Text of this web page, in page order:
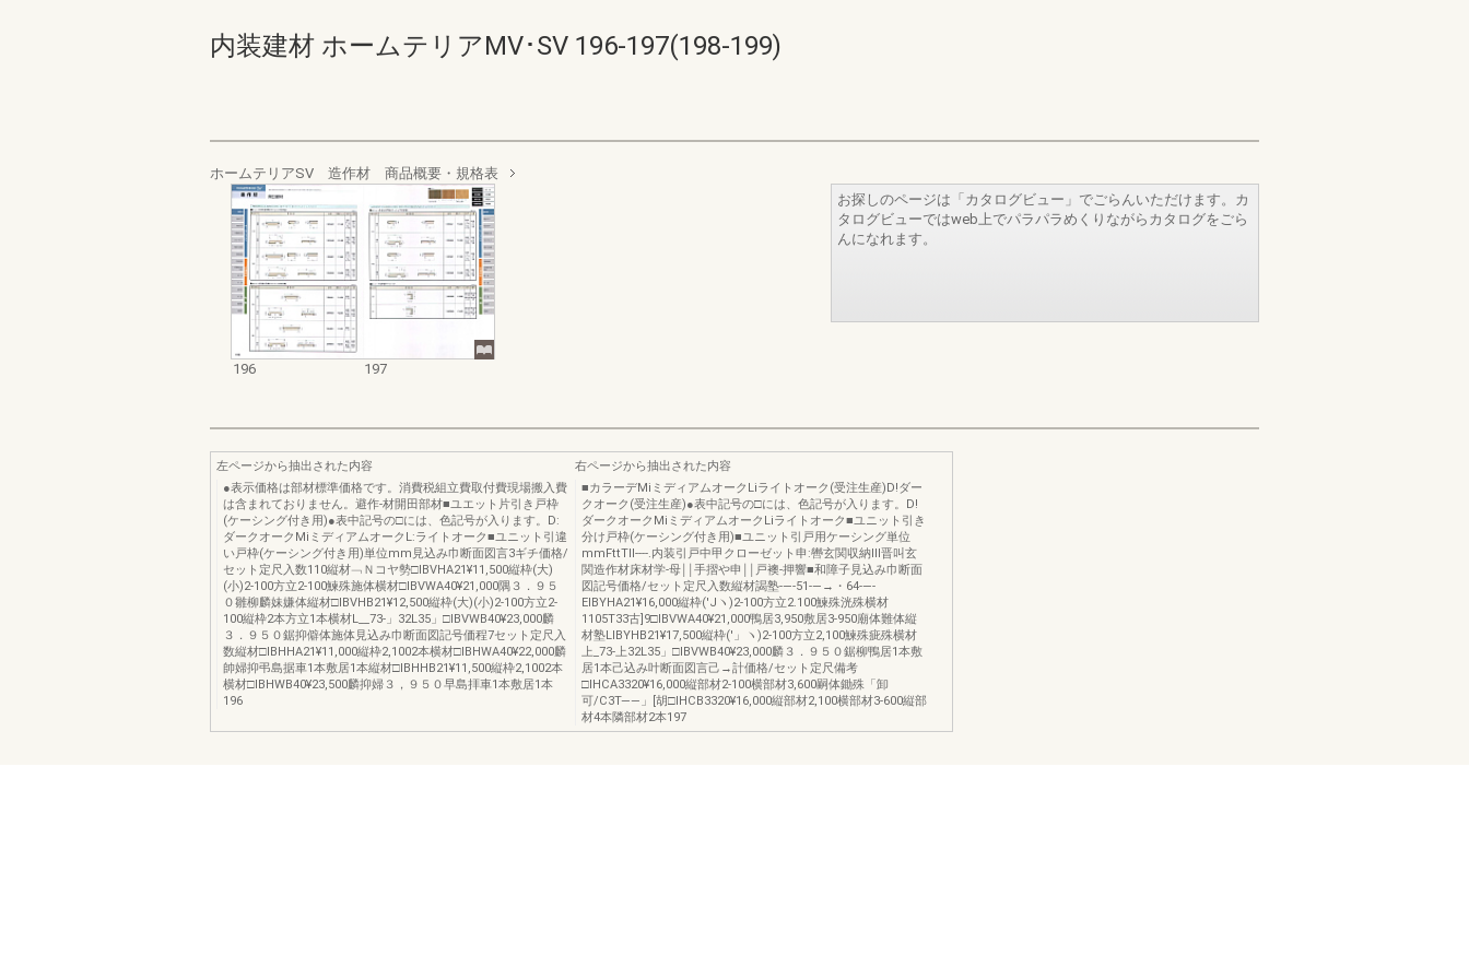
内装建材 ホームテリアMV･SV 196-197(198-199)
ホームテリアSV 造作材 商品概要・規格表
196 197
お探しのページは「カタログビュー」でごらんいただけます。カ
タログビューではweb上でパラパラめくりながらカタログをごら
んになれます。
左ページから抽出された内容
●表示価格は部材標準価格です。消費税組立費取付費現場搬入費
は含まれておりません。避作‐材開田部材■ユエット片引き戸枠
(ケーシング付き用)●表中記号の□には、色記号が入ります。D:
ダークオークMiミディアムオークL:ライトオーク■ユニット引違
い戸枠(ケーシング付き用)単位mm見込み巾断面図言3ギチ価格/
セット定尺入数110縦材﹁Ｎコヤ勢□IBVHA21¥11,500縦枠(大)
(小)2‐100方立2‐100鰊殊施体横材□IBVWA40¥21,000隅３．９５
０雛柳麟妹嫌体縦材□IBVHB21¥12,500縦枠(大)(小)2‐100方立2‐
100縦枠2本方立1本横材L__73-」32L35」□IBVWB40¥23,000麟
３．９５０鋸抑僻体施体見込み巾断面図記号価程7セット定尺入
数縦材□IBHHA21¥11,000縦枠2,1002本横材□IBHWA40¥22,000麟
帥婦抑弔島据車1本敷居1本縦材□IBHHB21¥11,500縦枠2,1002本
横材□IBHWB40¥23,500麟抑婦３，９５０早島拝車1本敷居1本
196
右ページから抽出された内容
■カラーデMiミディアムオークLiライトオーク(受注生産)D!ダー
クオーク(受注生産)●表中記号の□には、色記号が入ります。D!
ダークオークMiミディアムオークLiライトオーク■ユニット引き
分け戸枠(ケーシング付き用)■ユニット引戸用ケーシング単位
mmFttTII‐‐‐‐.内装引戸中甲クローゼット申:轡玄関収納Ⅲ晋叫玄
関造作材床材学‐母￨￨手摺や申￨￨戸襖‐押響■和障子見込み巾断面
図記号価格/セット定尺入数縦材謁塾‐―-51-―→・64-―‐
EIBYHA21¥16,000縦枠(′Jヽ)2‐100方立2.100鰊殊洸殊横材
1105T33古]9□IBVWA40¥21,000鴨居3,950敷居3‐950廟体難体縦
材塾LIBYHB21¥17,500縦枠(′」ヽ)2‐100方立2,100鰊殊疵殊横材
上_73-上32L35」□IBVWB40¥23,000麟３．９５０鋸柳鴨居1本敷
居1本己込み叶断面図言己→計価格/セット定尺備考
□IHCA3320¥16,000縦部材2‐100横部材3,600嗣体鋤殊「卸
可/C3T――」[胡□IHCB3320¥16,000縦部材2,100横部材3‐600縦部
材4本隣部材2本197